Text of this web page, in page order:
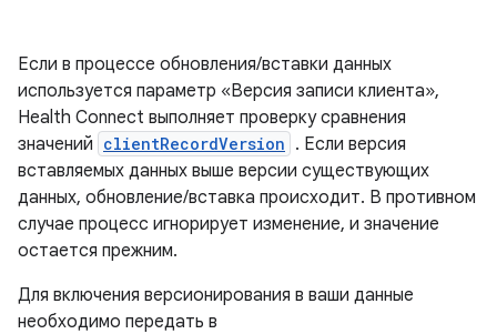
Если в процессе обновления/вставки данных
используется параметр «Версия записи клиента»,
Health Connect выполняет проверку сравнения
значений clientRecordVersion . Если версия
вставляемых данных выше версии существующих
данных, обновление/вставка происходит. В противном
случае процесс игнорирует изменение, и значение
остается прежним.
Для включения версионирования в ваши данные
необходимо передать в